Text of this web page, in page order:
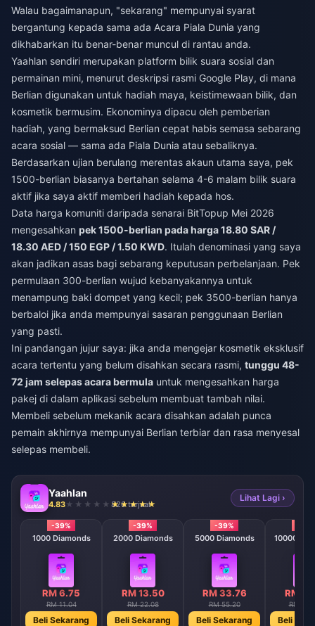
Walau bagaimanapun, "sekarang" mempunyai syarat
bergantung kepada sama ada Acara Piala Dunia yang
dikhabarkan itu benar-benar muncul di rantau anda.
Yaahlan sendiri merupakan platform bilik suara sosial dan
permainan mini, menurut deskripsi rasmi Google Play, di mana
Berlian digunakan untuk hadiah maya, keistimewaan bilik, dan
kosmetik bermusim. Ekonominya dipacu oleh pemberian
hadiah, yang bermaksud Berlian cepat habis semasa sebarang
acara sosial — sama ada Piala Dunia atau sebaliknya.
Berdasarkan ujian berulang merentas akaun utama saya, pek
1500-berlian biasanya bertahan selama 4-6 malam bilik suara
aktif jika saya aktif memberi hadiah kepada hos.
Data harga komuniti daripada senarai BitTopup Mei 2026
mengesahkan pek 1500-berlian pada harga 18.80 SAR /
18.30 AED / 150 EGP / 1.50 KWD. Itulah denominasi yang saya
akan jadikan asas bagi sebarang keputusan perbelanjaan. Pek
permulaan 300-berlian wujud kebanyakannya untuk
menampung baki dompet yang kecil; pek 3500-berlian hanya
berbaloi jika anda mempunyai sasaran penggunaan Berlian
yang pasti.
Ini pandangan jujur saya: jika anda mengejar kosmetik eksklusif
acara tertentu yang belum disahkan secara rasmi, tunggu 48-
72 jam selepas acara bermula untuk mengesahkan harga
pakej di dalam aplikasi sebelum membuat tambah nilai.
Membeli sebelum mekanik acara disahkan adalah punca
pemain akhirnya mempunyai Berlian terbiar dan rasa menyesal
selepas membeli.
Yaahlan
4.83 826 terjual
Lihat Lagi ›
-39%
1000 Diamonds
RM 6.75
RM 11.04
Beli Sekarang
-39%
2000 Diamonds
RM 13.50
RM 22.08
Beli Sekarang
-39%
5000 Diamonds
RM 33.76
RM 55.20
Beli Sekarang
10000
RM
RM
Beli